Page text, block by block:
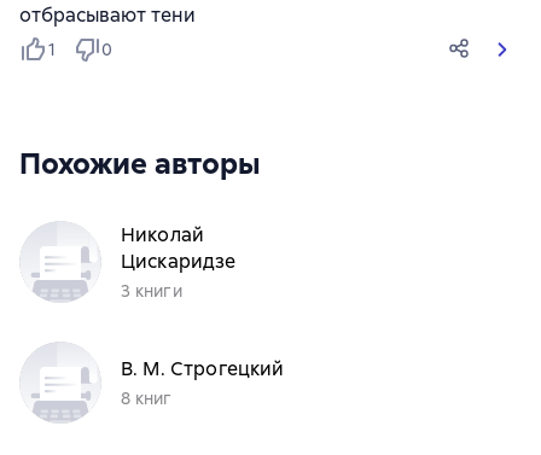
отбрасывают тени
1 0
Похожие авторы
Николай
Цискаридзе
3 книги
В. М. Строгецкий
8 книг